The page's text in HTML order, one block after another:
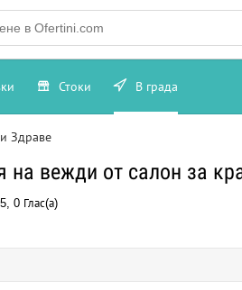
Стоки В града
Здраве
на вежди от салон за
5, 0 Глас(а)